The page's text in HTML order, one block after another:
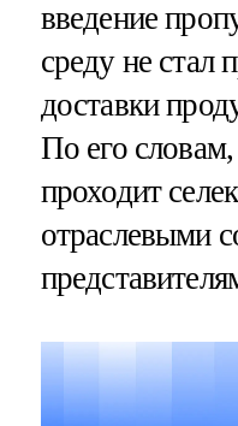
введение
среду не стал
доставки
По его
проходит
отраслевыми